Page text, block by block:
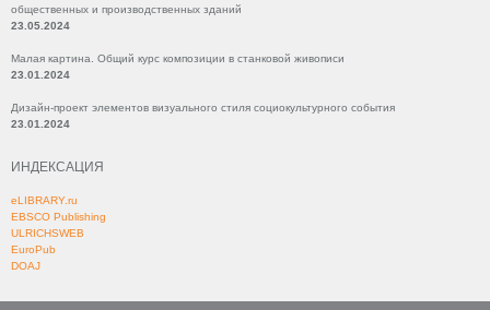
общественных и производственных зданий
23.05.2024
Малая картина. Общий курс композиции в станковой живописи
23.01.2024
Дизайн-проект элементов визуального стиля социокультурного события
23.01.2024
ИНДЕКСАЦИЯ
eLIBRARY.ru
EBSCO Publishing
ULRICHSWEB
EuroPub
DOAJ